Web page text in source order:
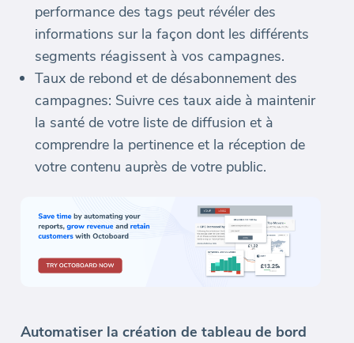
performance des tags peut révéler des
informations sur la façon dont les différents
segments réagissent à vos campagnes.
Taux de rebond et de désabonnement des
campagnes: Suivre ces taux aide à maintenir
la santé de votre liste de diffusion et à
comprendre la pertinence et la réception de
votre contenu auprès de votre public.
Automatiser la création de tableau de bord